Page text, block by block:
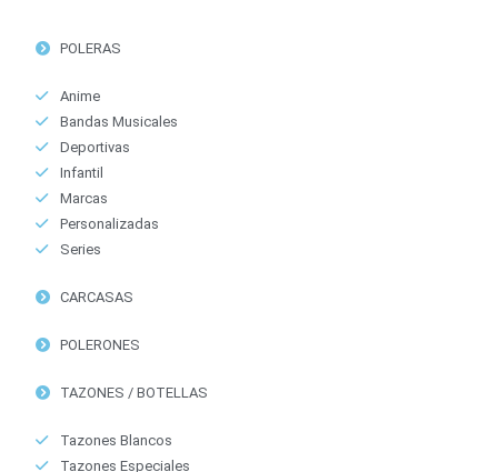
POLERAS
Anime
Bandas Musicales
Deportivas
Infantil
Marcas
Personalizadas
Series
CARCASAS
POLERONES
TAZONES / BOTELLAS
Tazones Blancos
Tazones Especiales